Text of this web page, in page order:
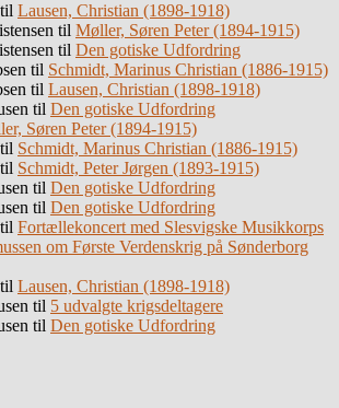
til Lausen, Christian (1898-1918)
til Møller, Søren Peter (1894-1915)
til Den gotiske Udfordring
til Schmidt, Marinus Christian (1886-1915)
til Lausen, Christian (1898-1918)
til Den gotiske Udfordring
Søren Peter (1894-1915)
til Schmidt, Marinus Christian (1886-1915)
til Schmidt, Peter Jørgen (1893-1915)
til Den gotiske Udfordring
til Den gotiske Udfordring
til Fortællekoncert med Slesvigske Musikkorps
om Første Verdenskrig på Sønderborg
til Lausen, Christian (1898-1918)
til 5 udvalgte krigsdeltagere
til Den gotiske Udfordring